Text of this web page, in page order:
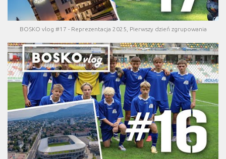
BOSKO vlog #17 - Reprezentacja 2025, Pierwszy dzień zgrupowania